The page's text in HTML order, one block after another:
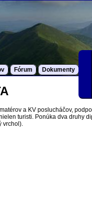
Fórum Dokumenty
a KV poslucháčov,
turisti. Ponúka dva druhy
vrchol).